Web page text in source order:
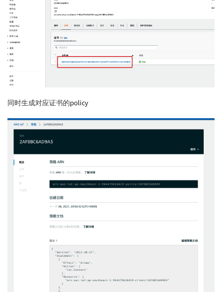
同时生成对应证书的policy